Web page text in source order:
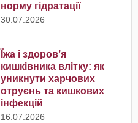
норму гідратації
30.07.2026
Їжа і здоров’я
кишківника влітку: як
уникнути харчових
отруєнь та кишкових
інфекцій
16.07.2026